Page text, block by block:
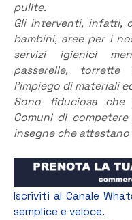
pulite.
Gli interventi, infatti,
bambini, aree per i
servizi igienici
passerelle,
l’impiego di materiali
Sono fiduciosa
Comuni di
insegne che attestano
Iscriviti al Canale
semplice e veloce.